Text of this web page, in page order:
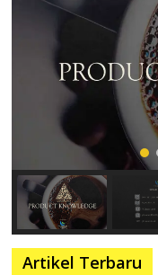
Artikel Terbaru